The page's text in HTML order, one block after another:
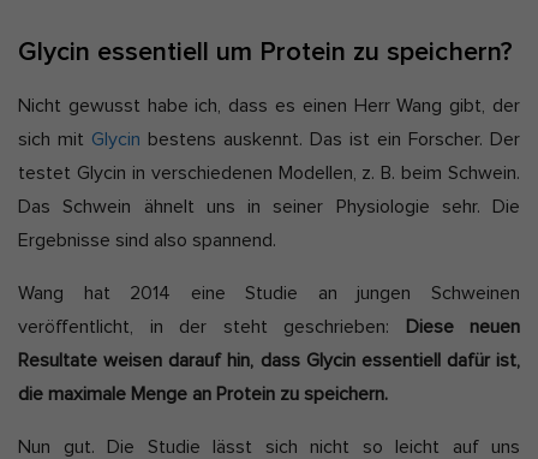
Glycin essentiell um Protein zu speichern?
Nicht gewusst habe ich, dass es einen Herr Wang gibt, der
sich mit Glycin bestens auskennt. Das ist ein Forscher. Der
testet Glycin in verschiedenen Modellen, z. B. beim Schwein.
Das Schwein ähnelt uns in seiner Physiologie sehr. Die
Ergebnisse sind also spannend.
Wang hat 2014 eine Studie an jungen Schweinen
veröffentlicht, in der steht geschrieben:
Diese neuen
Resultate weisen darauf hin, dass Glycin essentiell dafür ist,
die maximale Menge an Protein zu speichern.
Nun gut. Die Studie lässt sich nicht so leicht auf uns